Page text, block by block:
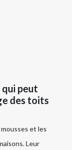
qui peut
des toits
et les
Leur